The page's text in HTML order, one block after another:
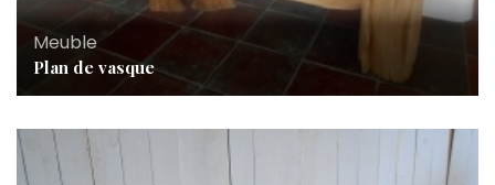
Meuble
Plan de vasque